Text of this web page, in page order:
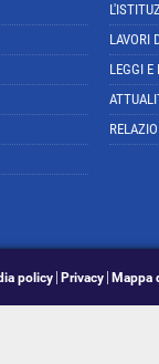
LAVORI
LEGGI E
policy Privacy Mappa